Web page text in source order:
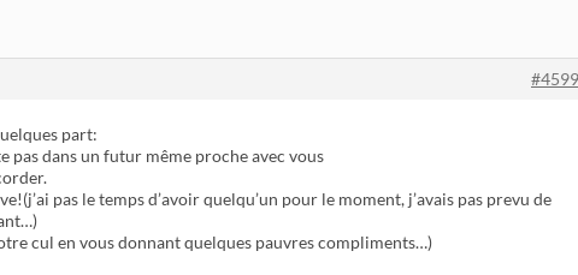
#4599
part:
pas dans un futur même proche avec vous
pas le temps d’avoir quelqu’un pour le moment, j’avais pas prevu de
cul en vous donnant quelques pauvres compliments…)